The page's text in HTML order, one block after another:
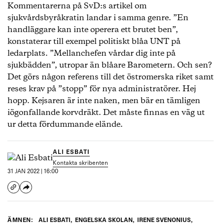
Kommentarerna på SvD:s artikel om
sjukvårdsbyråkratin landar i samma genre. ”En
handläggare kan inte operera ett brutet ben”,
konstaterar till exempel politiskt blåa UNT på
ledarplats. ”Mellanchefen vårdar dig inte på
sjukbädden”, utropar än blåare Barometern. Och sen?
Det görs någon referens till det östromerska riket samt
reses krav på ”stopp” för nya administratörer. Hej
hopp. Kejsaren är inte naken, men bär en tämligen
iögonfallande korvdräkt. Det måste finnas en väg ut
ur detta fördummande elände.
ALI ESBATI
Kontakta skribenten
31 JAN 2022 | 16:00
ÄMNEN: ALI ESBATI , ENGELSKA SKOLAN, IRENE SVENONIUS,